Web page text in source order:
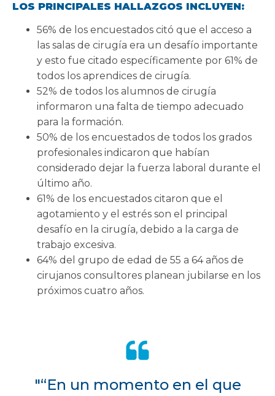
LOS PRINCIPALES HALLAZGOS INCLUYEN:
56% de los encuestados citó que el acceso a
las salas de cirugía era un desafío importante
y esto fue citado específicamente por 61% de
todos los aprendices de cirugía.
52% de todos los alumnos de cirugía
informaron una falta de tiempo adecuado
para la formación.
50% de los encuestados de todos los grados
profesionales indicaron que habían
considerado dejar la fuerza laboral durante el
último año.
61% de los encuestados citaron que el
agotamiento y el estrés son el principal
desafío en la cirugía, debido a la carga de
trabajo excesiva.
64% del grupo de edad de 55 a 64 años de
cirujanos consultores planean jubilarse en los
próximos cuatro años.
"“En un momento en el que